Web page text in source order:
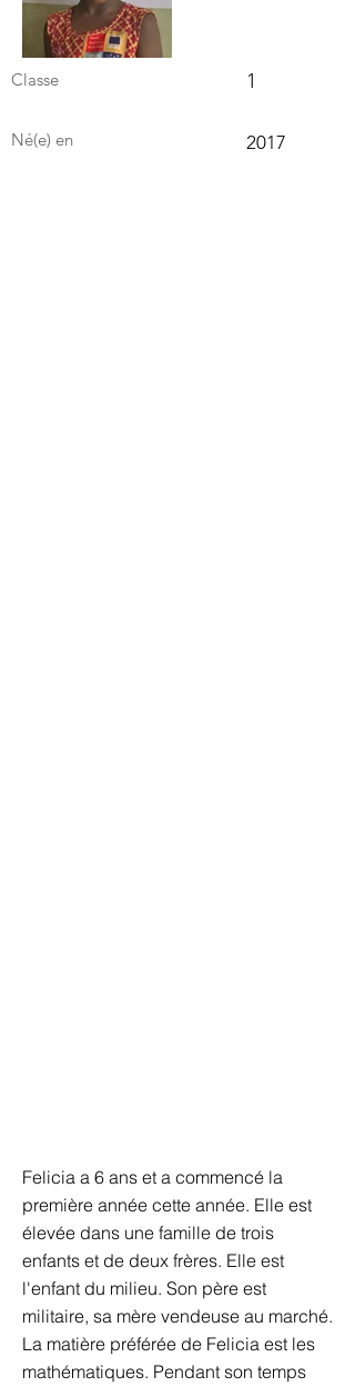
Classe 1
Né(e) en 2017
Felicia a 6 ans et a commencé la
première année cette année. Elle est
élevée dans une famille de trois
enfants et de deux frères. Elle est
l'enfant du milieu. Son père est
militaire, sa mère vendeuse au marché.
La matière préférée de Felicia est les
mathématiques. Pendant son temps